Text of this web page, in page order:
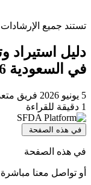
تستند جميع
دليل
في السعودية eCosma — 2026
5 يونيو 2026
فريق
1 دقيقة للقراءة
في هذه الصفحة
في هذه الصفحة
أو تواصل معنا مباشرة